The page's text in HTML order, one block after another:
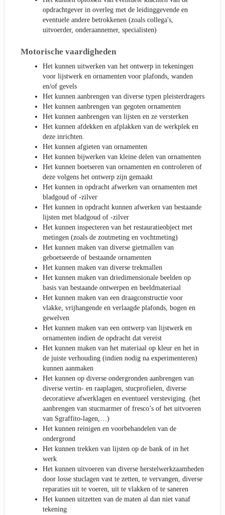
opdrachtgever in overleg met de leidinggevende en
eventuele andere betrokkenen (zoals collega's,
uitvoerder, onderaannemer, specialisten)
Motorische vaardigheden
Het kunnen uitwerken van het ontwerp in tekeningen
voor lijstwerk en ornamenten voor plafonds, wanden
en/of gevels
Het kunnen aanbrengen van diverse typen pleisterdragers
Het kunnen aanbrengen van gegoten ornamenten
Het kunnen aanbrengen van lijsten en ze versterken
Het kunnen afdekken en afplakken van de werkplek en
deze inrichten.
Het kunnen afgieten van ornamenten
Het kunnen bijwerken van kleine delen van ornamenten
Het kunnen boetseren van ornamenten en controleren of
deze volgens het ontwerp zijn gemaakt
Het kunnen in opdracht afwerken van ornamenten met
bladgoud of -zilver
Het kunnen in opdracht kunnen afwerken van bestaande
lijsten met bladgoud of -zilver
Het kunnen inspecteren van het restauratieobject met
metingen (zoals de zoutmeting en vochtmeting)
Het kunnen maken van diverse gietmallen van
geboetseerde of bestaande ornamenten
Het kunnen maken van diverse trekmallen
Het kunnen maken van driedimensionale beelden op
basis van bestaande ontwerpen en beeldmateriaal
Het kunnen maken van een draagconstructie voor
vlakke, vrijhangende en verlaagde plafonds, bogen en
gewelven
Het kunnen maken van een ontwerp van lijstwerk en
ornamenten indien de opdracht dat vereist
Het kunnen maken van het materiaal op kleur en het in
de juiste verhouding (indien nodig na experimenteren)
kunnen aanmaken
Het kunnen op diverse ondergronden aanbrengen van
diverse vertin- en raaplagen, stucprofielen, diverse
decoratieve afwerklagen en eventueel versteviging. (het
aanbrengen van stucmarmer of fresco’s of het uitvoeren
van Sgraffito-lagen,…)
Het kunnen reinigen en voorbehandelen van de
ondergrond
Het kunnen trekken van lijsten op de bank of in het
werk
Het kunnen uitvoeren van diverse herstelwerkzaamheden
door losse stuclagen vast te zetten, te vervangen, diverse
reparaties uit te voeren, uit te vlakken of te saneren
Het kunnen uitzetten van de maten al dan niet vanaf
tekening